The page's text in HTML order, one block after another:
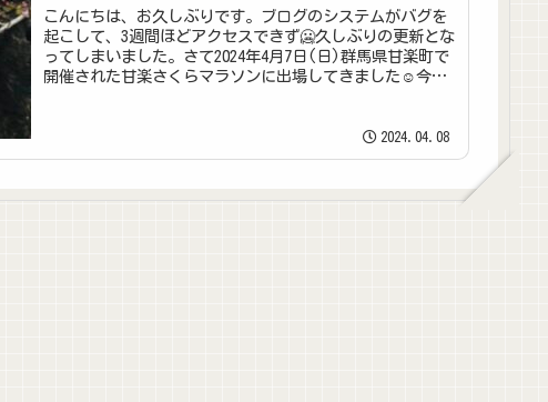
こんにちは、お久しぶりです。ブログのシステムがバグを
起こして、3週間ほどアクセスできず🥶久しぶりの更新とな
ってしまいました。さて2024年4月7日(日)群馬県甘楽町で
開催された甘楽さくらマラソンに出場してきました☺今回
2024.04.08